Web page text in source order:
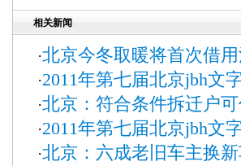
相关新闻
·北京今冬取暖将首次借
·2011年第七届北京jbh文
·北京：符合条件拆迁户
·2011年第七届北京jbh文
·北京：六成老旧车主换